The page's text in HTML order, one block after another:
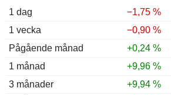
1 dag
−1,75 %
1 vecka
−0,90 %
Pågående månad
+0,24 %
1 månad
+9,96 %
3 månader
+9,94 %